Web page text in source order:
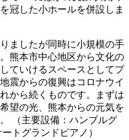
冠した小ホールを併設しま
ましたが同時に小規模の手
熊本市中心地区から文化の
ていけるスペースとしてプ
震からの復興はコロナウイ
から続くものです。まずは
望の光、熊本からの元気を
（主要設備：ハンブルグ
トグランドピアノ）